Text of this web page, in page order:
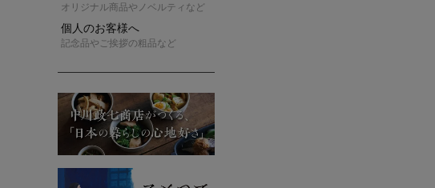
オリジナル商品やノベルティなど
個人のお客様へ
記念品やご挨拶の粗品など